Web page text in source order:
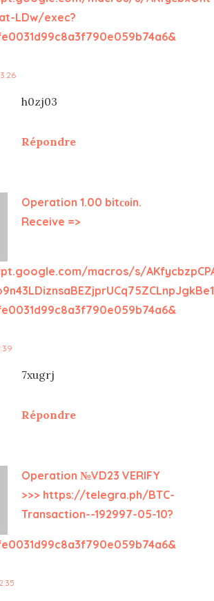
LDw/exec?
h0zj03
Répondre
Operation 1.00 bitсоin.
Receive =>
macros/s/
7xugrj
Répondre
Operation №VD23 VERIFY
>>> https://telegra.ph/BTC-
Transaction--192997-05-10?